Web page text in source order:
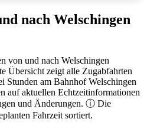
nach Welschingen
von und nach Welschingen
Übersicht zeigt alle Zugabfahrten
Stunden am Bahnhof Welschingen
auf aktuellen Echtzeitinformationen
und Änderungen. ⓘ Die
Fahrzeit sortiert.